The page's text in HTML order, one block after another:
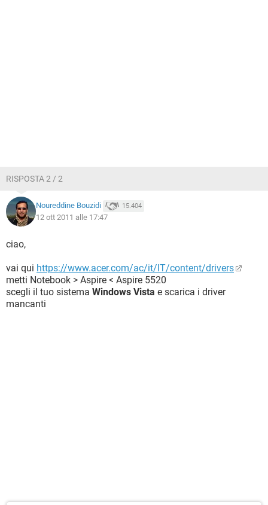
RISPOSTA 2 / 2
Noureddine Bouzidi 15.404
12 ott 2011 alle 17:47
ciao,
vai qui https://www.acer.com/ac/it/IT/content/drivers
metti Notebook > Aspire < Aspire 5520
scegli il tuo sistema Windows Vista e scarica i driver
mancanti